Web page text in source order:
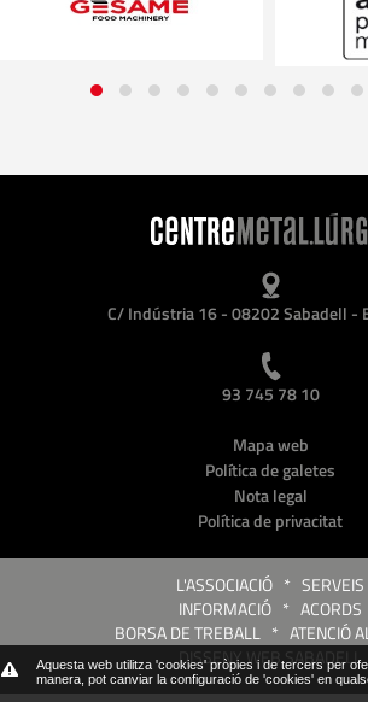
Aquesta web utilitza 'cookies' pròpies i de tercers per
manera, pot canviar la configuració de 'cookies' en
C/ Indústria 16 - 08202 Sabadell -
93 745 78 10
Mapa web
Política de galetes
Nota legal
Política de privacitat
L'ASSOCIACIÓ * SERVEIS
INFORMACIÓ * ACORDS
BORSA DE TREBALL* ATENCIÓ
DISSENY WEB SABADELL